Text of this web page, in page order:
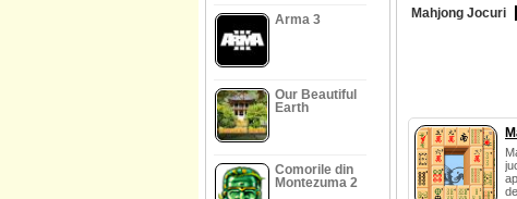
Arma 3
Our Beautiful
Earth
Comorile din
Montezuma 2
Mahjong Jocuri